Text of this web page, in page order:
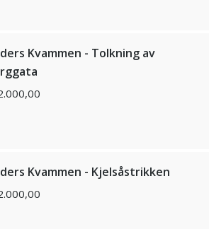
Kvammen - Tolkning av
Kvammen - Kjelsåstrikken